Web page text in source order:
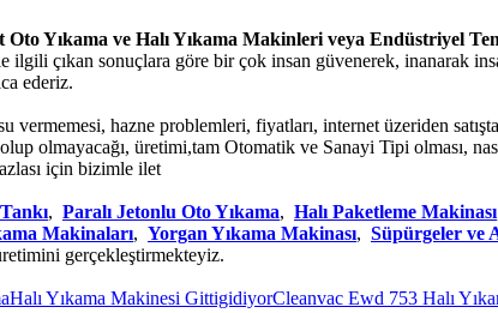
Oto Yıkama ve Halı Yıkama Makinleri veya Endüstriyel
ilgili çıkan sonuçlara göre bir çok insan güvenerek, inanarak
ederiz.
vermemesi, hazne problemleri, fiyatları, internet üzeriden
olmayacağı, üretimi,tam Otomatik ve Sanayi Tipi olması,
için bizimle ilet
, Paralı Jetonlu Oto Yıkama, Halı Paketleme Makinası
Makinaları, Yorgan Yıkama Makinası, Süpürgeler ve
gerçekleştirmekteyiz.
Yıkama Makinesi GittigidiyorCleanvac Ewd 753 Halı Yıkama